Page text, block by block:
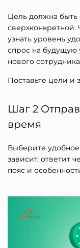
Цель должна быть
сверхконкретной.
узнать уровень
спрос на будущую
нового сотрудника
Поставьте цели и
Шаг 2
время
Выберите
зависит, ответит
пояс и